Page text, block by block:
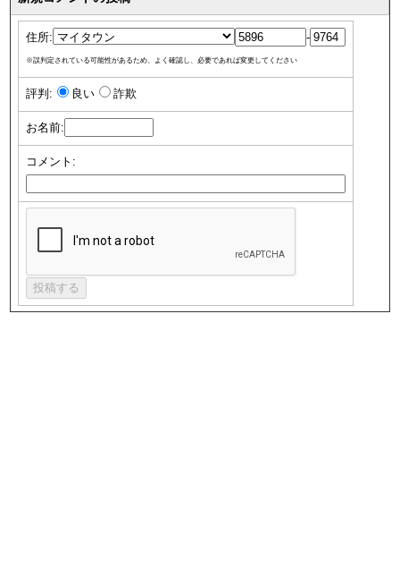
住所: -
※誤判定されている可能性があるため、よく確認し、必要であれば変更してください
評判: 良い 詐欺
お名前:
コメント: